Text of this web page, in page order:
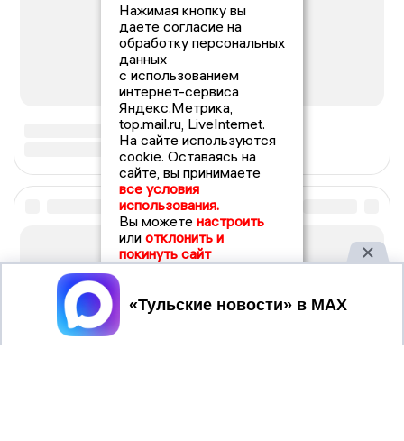
Нажимая кнопку вы
даете согласие на
обработку персональных
данных
с использованием
интернет-сервиса
Яндекс.Метрика,
top.mail.ru, LiveInternet.
На сайте используются
cookie. Оставаясь на
сайте, вы принимаете
все условия
использования.
Вы можете настроить
или отклонить и
покинуть сайт
Принять